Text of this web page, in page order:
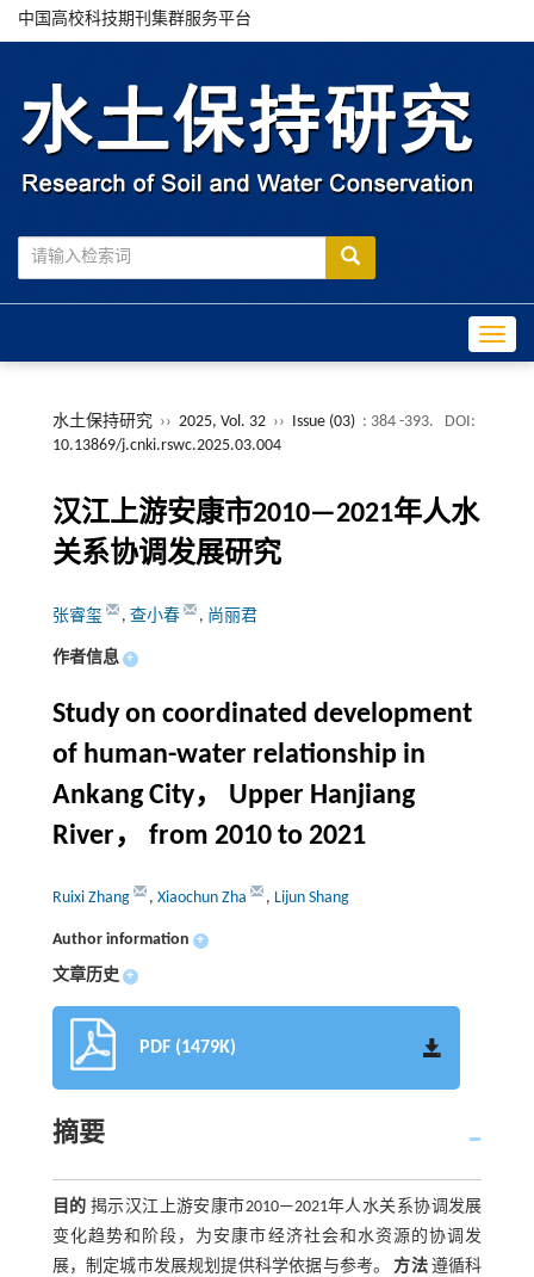
中国高校科技期刊集群服务平台
水土保持研究 ›› 2025, Vol. 32 ›› Issue (03) : 384 -393.
DOI:
10.13869/j.cnki.rswc.2025.03.004
汉江上游安康市2010—2021年人水
关系协调发展研究
张睿玺 , 查小春 , 尚丽君
作者信息 +
Study on coordinated development
of human-water relationship in
Ankang City， Upper Hanjiang
River， from 2010 to 2021
Ruixi Zhang , Xiaochun Zha , Lijun Shang
Author information +
文章历史 +
PDF (1479K)
摘要
目的 揭示汉江上游安康市2010—2021年人水关系协调发展
变化趋势和阶段，为安康市经济社会和水资源的协调发
展，制定城市发展规划提供科学依据与参考。方法遵循科